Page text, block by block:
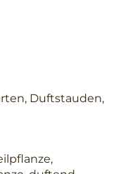
Duftstauden,